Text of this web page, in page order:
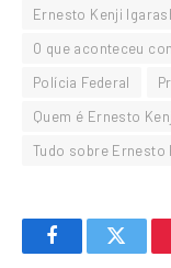
Ernesto Kenji
O que aconteceu
Polícia Federal
Quem é Ernesto
Tudo sobre Ernesto
FacebookTwitter